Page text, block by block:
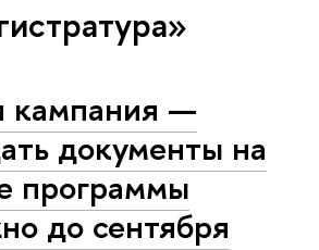
кампания —
документы на
программы
до сентября